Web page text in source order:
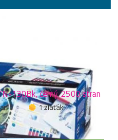
130Bk, černý, 2500 stran
1 zlaťák